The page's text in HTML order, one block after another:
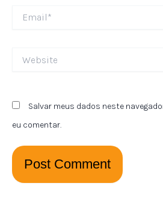
Salvar meus dados neste
eu comentar.